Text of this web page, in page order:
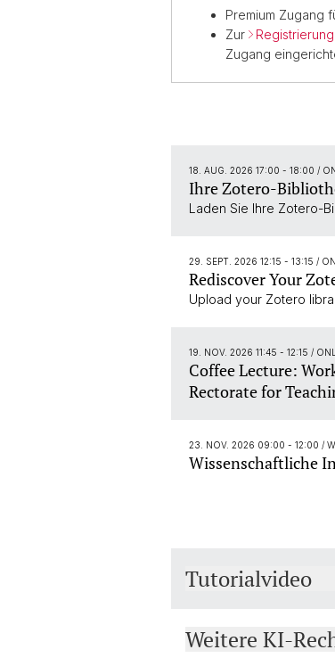
Premium Zugang
Zur
Registrierung
Zugang
18. AUG. 2026 17:00 - 18:00 /
Ihre Zotero-
Laden Sie Ihre Zotero-
29. SEPT. 2026 12:15 - 13:15 /
Rediscover Your
Upload your Zotero
19. NOV. 2026 11:45 - 12:15 /
Coffee Lecture:
Rectorate for
23. NOV. 2026 09:00 - 12:00 /
Wissenschaftliche
Tutorialvideo
Weitere KI-